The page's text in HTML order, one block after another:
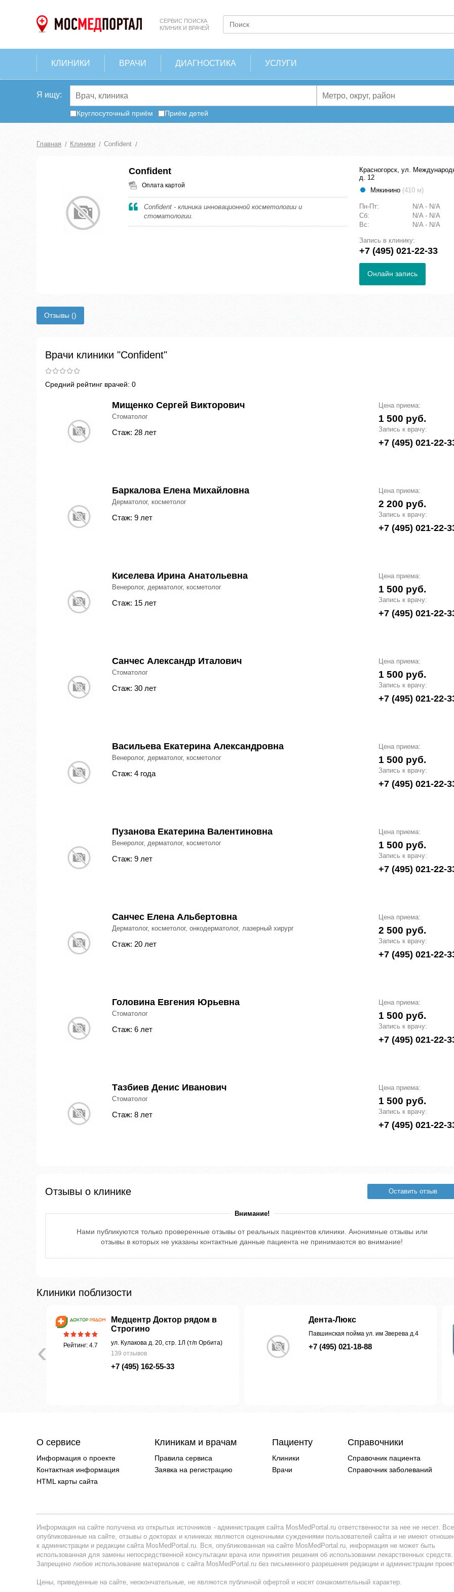
СЕРВИС ПОИСКА
КЛИНИК И ВРАЧЕЙ
КЛИНИКИ ВРАЧИ ДИАГНОСТИКА УСЛУГИ
Я ищу:
Круглосуточный приём Приём детей
Главная Клиники Confident
Confident
Оплата картой
Confident - клиника инновационной косметологии и
стоматологии.
Красногорск, ул.
д. 12
Мякинино (410 м)
Пн-Пт:
N/A - N/A
Сб:
N/A - N/A
Вс:
N/A - N/A
Запись в клинику:
+7 (495) 021-22-33
Онлайн запись
Отзывы ()
Врачи клиники "Confident"
Средний рейтинг врачей: 0
Мищенко Сергей Викторович
Стоматолог
Стаж: 28 лет
Цена приема:
1 500 руб.
Запись к врачу:
+7 (495) 021-22-
Баркалова Елена Михайловна
Дерматолог, косметолог
Стаж: 9 лет
Цена приема:
2 200 руб.
Запись к врачу:
+7 (495) 021-22-
Киселева Ирина Анатольевна
Венеролог, дерматолог, косметолог
Стаж: 15 лет
Цена приема:
1 500 руб.
Запись к врачу:
+7 (495) 021-22-
Санчес Александр Италович
Стоматолог
Стаж: 30 лет
Цена приема:
1 500 руб.
Запись к врачу:
+7 (495) 021-22-
Васильева Екатерина Александровна
Венеролог, дерматолог, косметолог
Стаж: 4 года
Цена приема:
1 500 руб.
Запись к врачу:
+7 (495) 021-22-
Пузанова Екатерина Валентиновна
Венеролог, дерматолог, косметолог
Стаж: 9 лет
Цена приема:
1 500 руб.
Запись к врачу:
+7 (495) 021-22-
Санчес Елена Альбертовна
Дерматолог, косметолог, онкодерматолог, лазерный хирург
Стаж: 20 лет
Цена приема:
2 500 руб.
Запись к врачу:
+7 (495) 021-22-
Головина Евгения Юрьевна
Стоматолог
Стаж: 6 лет
Цена приема:
1 500 руб.
Запись к врачу:
+7 (495) 021-22-
Тазбиев Денис Иванович
Стоматолог
Стаж: 8 лет
Цена приема:
1 500 руб.
Запись к врачу:
+7 (495) 021-22-
Отзывы о клинике Оставить отзыв
Внимание!
Нами публикуются только проверенные отзывы от реальных пациентов клиники. Анонимные отзывы или
отзывы в которых не указаны контактные данные пациента не принимаются во внимание!
Клиники поблизости
‹ Рейтинг: 4.7
Медцентр Доктор рядом в
Строгино
ул. Кулакова д. 20, стр. 1Л (т/п Орбита)
139 отзывов
+7 (495) 162-55-33
Дента-Люкс
Павшинская пойма ул. им Зверева д.4
+7 (495) 021-18-88
О сервисе
Информация о проекте
Контактная информация
HTML карты сайта
Клиникам и врачам
Правила сервиса
Заявка на регистрацию
Пациенту
Клиники
Врачи
Справочники
Справочник пациента
Справочник заболеваний
Информация на сайте получена из открытых источников - администрация сайта MosMedPortal.ru ответственности за нее не несет.
опубликованные на сайте, отзывы о докторах и клиниках являются оценочными суждениями пользователей сайта и не имеют
к администрации и редакции сайта MosMedPortal.ru. Вся, опубликованная на сайте MosMedPortal.ru, информация не может быть
использованная для замены непосредственной консультации врача или принятия решения об использовании лекарственных средств.
Запрещено любое использование материалов с сайта MosMedPortal.ru без письменного разрешения редакции и администрации
Цены, приведенные на сайте, неокончательные, не являются публичной офертой и носят ознакомительный характер.